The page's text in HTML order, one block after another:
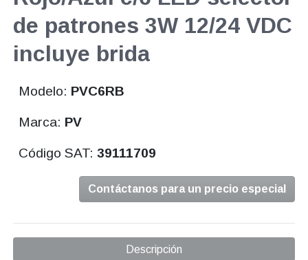
de patrones 3W 12/24 VDC
incluye brida
Modelo: PVC6RB
Marca: PV
Código SAT:39111709
Contáctanos para un precio especial
Descripción